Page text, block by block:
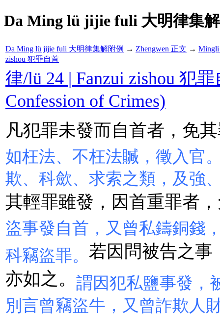
Da Ming lü jijie fuli 大明律集
Da Ming lü jijie fuli 大明律集解附例 → Zhengwen 正文 →
zishou 犯罪自首
律/lü 24 | Fanzui zishou 犯
Confession of Crimes)
凡犯罪未發而自首者，免
如枉法、不枉法贓，徵入官
欺、科歛、求索之類，及強
其輕罪雖發，因首重罪者
盜事發自首，又曾私鑄銅錢
科竊盜罪。 若因問被告之事
亦如之。 謂因犯私鹽事發，
別言曾竊盜牛，又曾詐欺人